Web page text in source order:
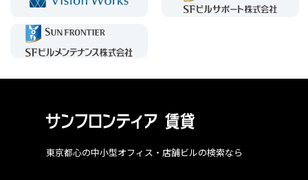
東京都心の中小型オフィス・店舗ビルの検索なら